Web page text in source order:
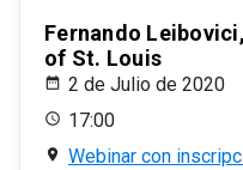
Fernando
of St. Louis
2 de Julio de 2020
17:00
Webinar con